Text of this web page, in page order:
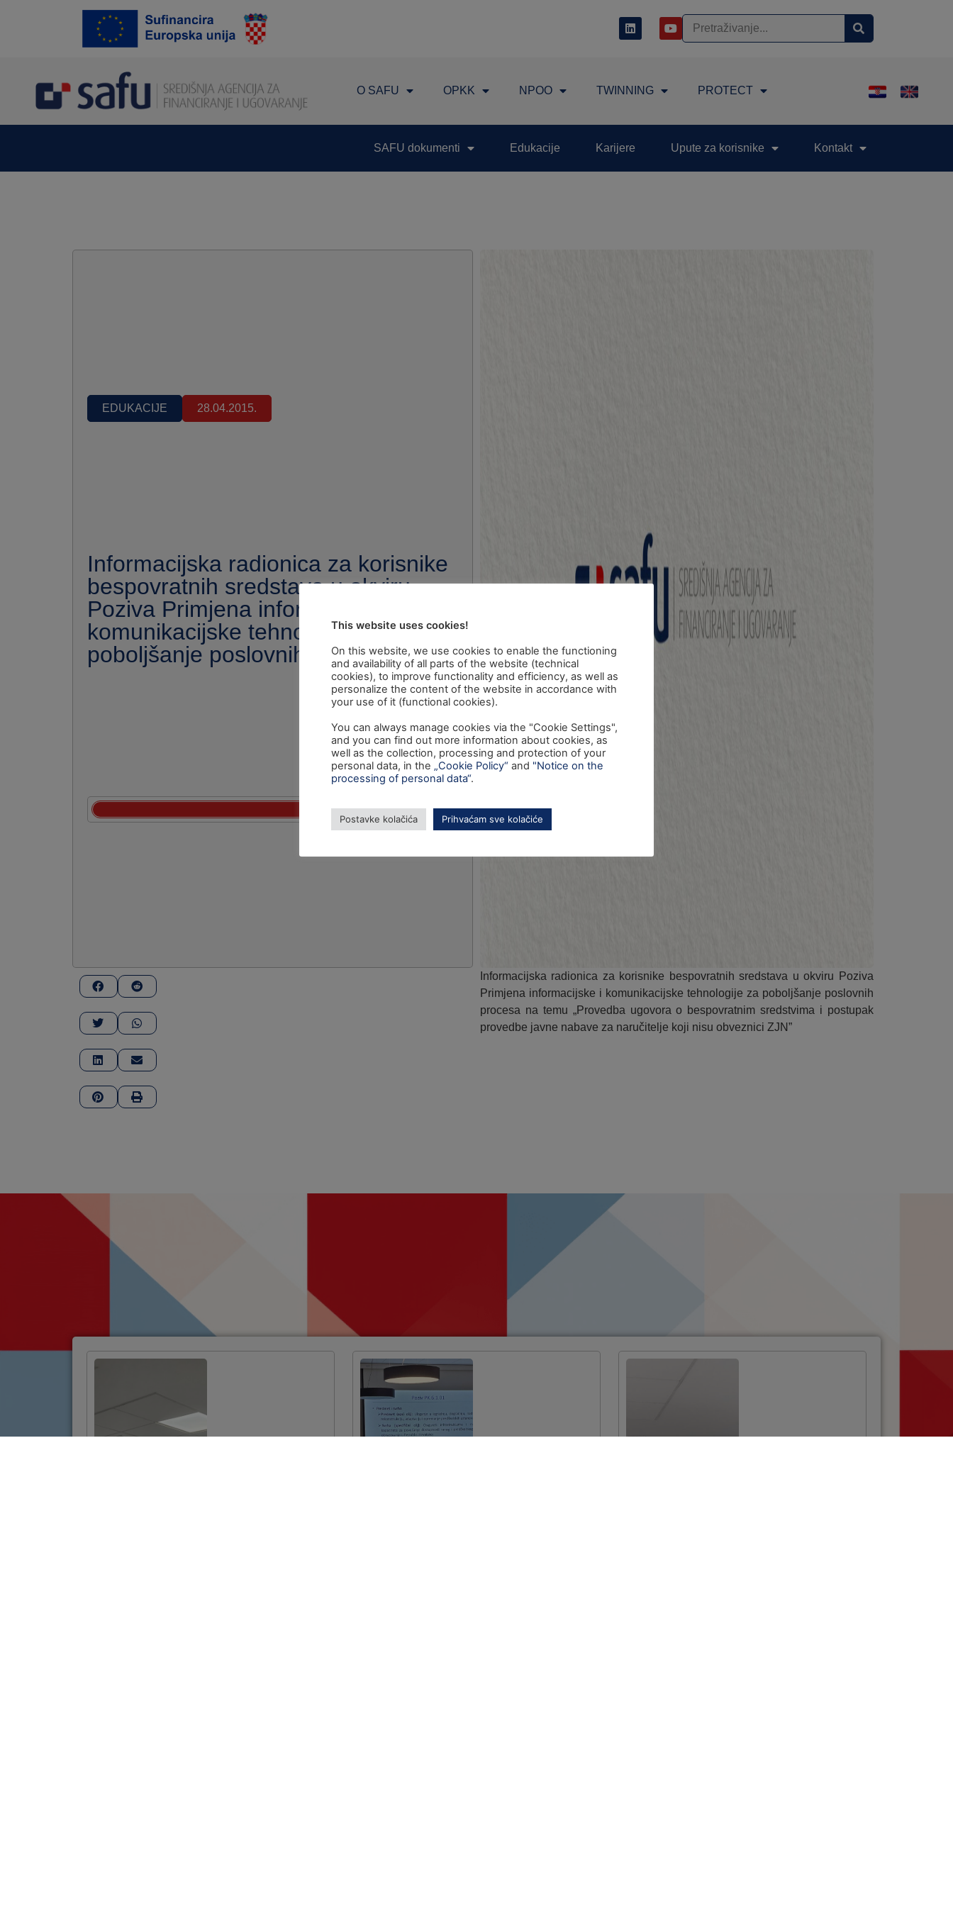
O SAFU OPKK NPOO TWINNING PROTECT
SAFU dokumenti Edukacije Karijere Upute za korisnike Kontakt
EDUKACIJE 28.04.2015.
Informacijska radionica za korisnike
bespovratnih sredstava u okviru
Poziva Primjena informacijske i
komunikacijske tehnologije za
poboljšanje poslovnih procesa
Informacijska radionica za korisnike bespovratnih sredstava u okviru Poziva
Primjena informacijske i komunikacijske tehnologije za poboljšanje poslovnih
procesa na temu „Provedba ugovora o bespovratnim sredstvima i postupak
provedbe javne nabave za naručitelje koji nisu obveznici ZJN”
This website uses cookies!
On this website, we use cookies to enable the functioning
and availability of all parts of the website (technical
cookies), to improve functionality and efficiency, as well as
personalize the content of the website in accordance with
your use of it (functional cookies).
You can always manage cookies via the "Cookie Settings",
and you can find out more information about cookies, as
well as the collection, processing and protection of your
personal data, in the „Cookie Policy“ and "Notice on the
processing of personal data“.
Postavke kolačića Prihvaćam sve kolačiće